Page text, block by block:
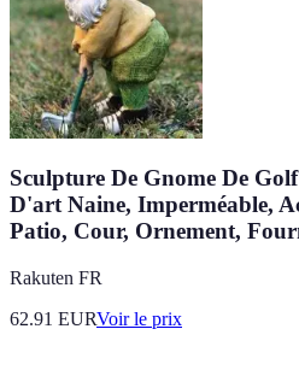
Sculpture De Gnome De
D'art Naine, Imperméable,
Patio, Cour, Ornement,
Rakuten FR
62.91 EURVoir le prix